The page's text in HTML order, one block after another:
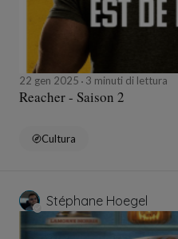
22 gen 2025 3 minuti di lettura
Reacher - Saison 2
Cultura
Stéphane Hoegel